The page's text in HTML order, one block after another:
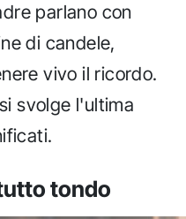
parlano con
di candele,
vivo il ricordo.
svolge l'ultima
tondo